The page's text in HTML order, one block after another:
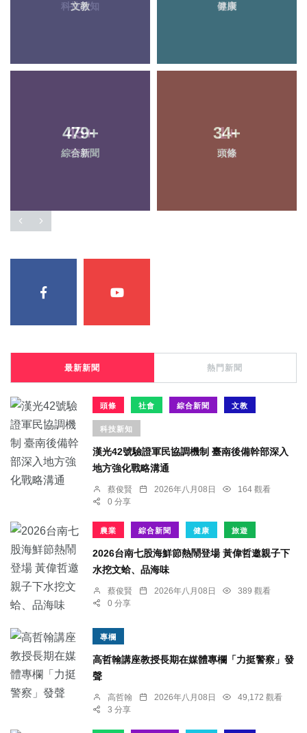
文教 健康
479+
綜合新聞
34+
頭條
最新新聞 熱門新聞
頭條 社會 綜合新聞 文教
科技新知
漢光42號驗證軍民協調機制 臺南後備幹部深入
地方強化戰略溝通
蔡俊賢 2026年八月08日
164 觀看
0 分享
農業 綜合新聞 健康 旅遊
2026台南七股海鮮節熱鬧登場 黃偉哲邀親子下
水挖文蛤、品海味
蔡俊賢 2026年八月08日
389 觀看
0 分享
專欄
高哲翰講座教授長期在媒體專欄「力挺警察」發
聲
高哲翰 2026年八月08日
49,172 觀看
3 分享